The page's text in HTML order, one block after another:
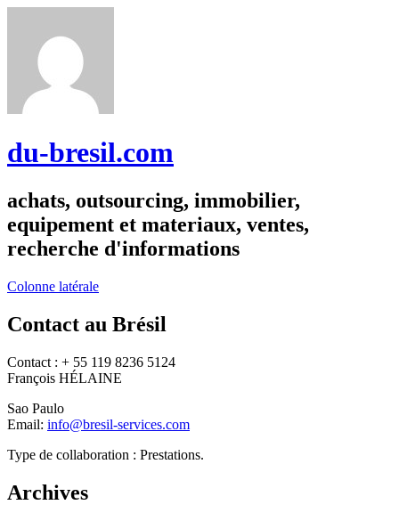
du-bresil.com
achats, outsourcing, immobilier,
equipement et materiaux, ventes,
recherche d'informations
Colonne latérale
Contact au Brésil
Contact : + 55 119 8236 5124
François HÉLAINE
Sao Paulo
Email: info@bresil-services.com
Type de collaboration : Prestations.
Archives